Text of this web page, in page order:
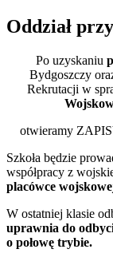
Oddział
Po uzyskaniu
Bydgoszczy
Rekrutacji w
otwieramy
Szkoła będzie
współpracy z
placówce
W ostatniej klasie
uprawnia do
o połowę trybie.